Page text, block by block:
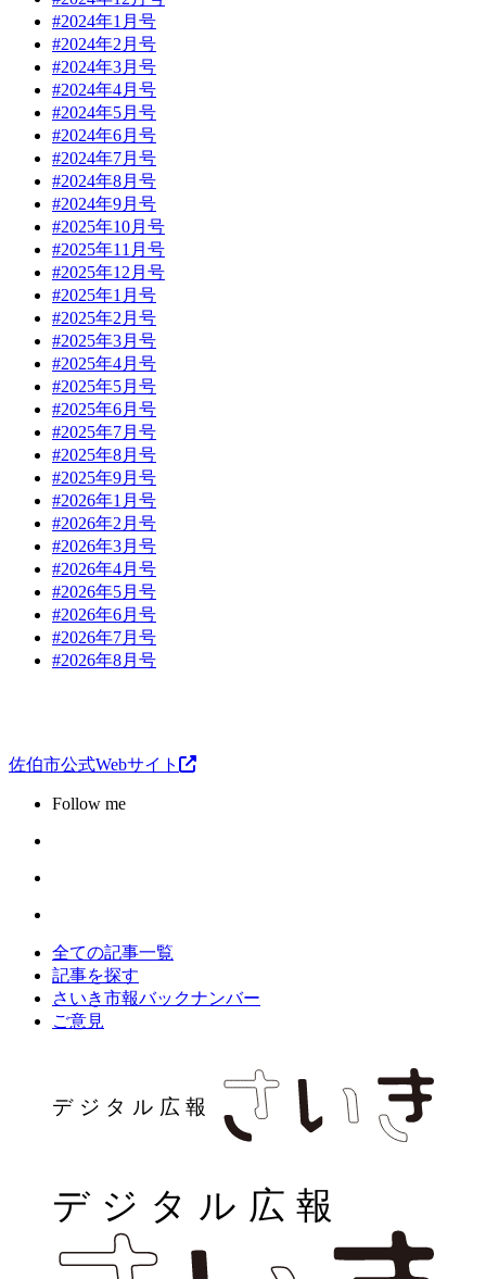
#2024年1月号
#2024年2月号
#2024年3月号
#2024年4月号
#2024年5月号
#2024年6月号
#2024年7月号
#2024年8月号
#2024年9月号
#2025年10月号
#2025年11月号
#2025年12月号
#2025年1月号
#2025年2月号
#2025年3月号
#2025年4月号
#2025年5月号
#2025年6月号
#2025年7月号
#2025年8月号
#2025年9月号
#2026年1月号
#2026年2月号
#2026年3月号
#2026年4月号
#2026年5月号
#2026年6月号
#2026年7月号
#2026年8月号
佐伯市公式Webサイト
Follow me
全ての記事一覧
記事を探す
さいき市報バックナンバー
ご意見